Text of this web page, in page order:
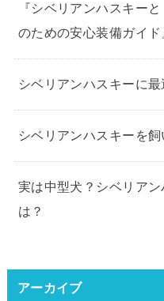
『シベリアンハスキー
のための安心装備ガイド
シベリアンハスキーに
シベリアンハスキーを
実は中型犬？シベリア
は？
アーカイブ